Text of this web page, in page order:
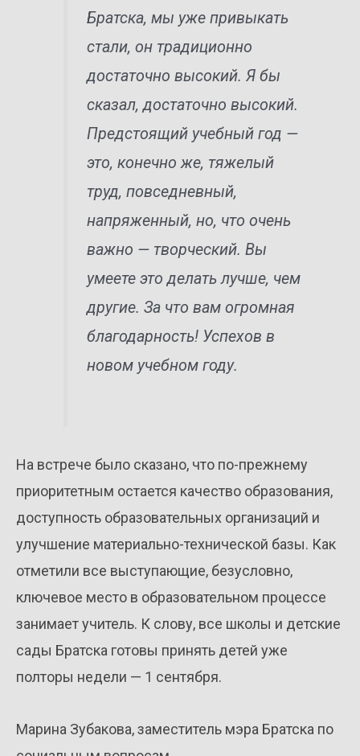
Братска, мы уже привыкать
стали, он традиционно
достаточно высокий. Я бы
сказал, достаточно высокий.
Предстоящий учебный год —
это, конечно же, тяжелый
труд, повседневный,
напряженный, но, что очень
важно — творческий. Вы
умеете это делать лучше, чем
другие. За что вам огромная
благодарность! Успехов в
новом учебном году.
На встрече было сказано, что по-прежнему
приоритетным остается качество образования,
доступность образовательных организаций и
улучшение материально-технической базы. Как
отметили все выступающие, безусловно,
ключевое место в образовательном процессе
занимает учитель. К слову, все школы и детские
сады Братска готовы принять детей уже
полторы недели — 1 сентября.
Марина Зубакова, заместитель мэра Братска по